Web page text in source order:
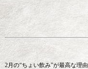
2月の“ちょい飲み”が最高な理由